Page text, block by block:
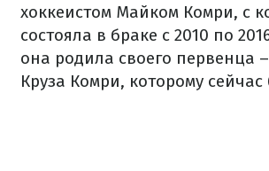
хоккеистом Майком Комри, с
состояла в браке с 2010 по
она родила своего первенца
Круза Комри, которому сейчас